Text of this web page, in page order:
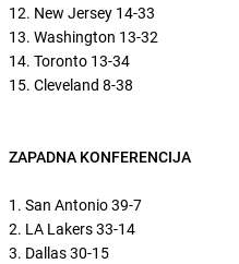
12. New Jersey 14-33
13. Washington 13-32
14. Toronto 13-34
15. Cleveland 8-38
ZAPADNA KONFERENCIJA
1. San Antonio 39-7
2. LA Lakers 33-14
3. Dallas 30-15